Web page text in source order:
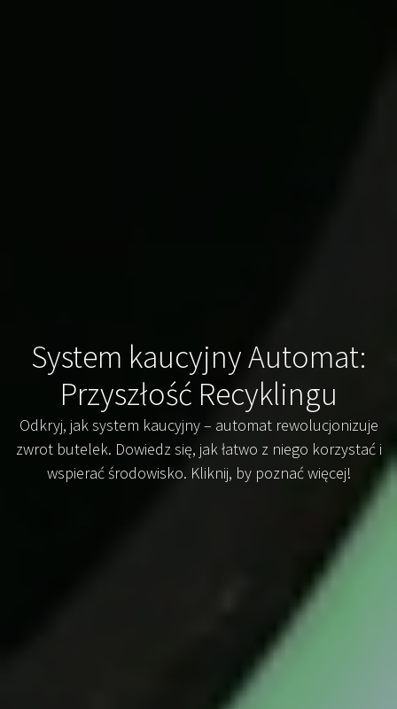
System kaucyjny Automat:
Przyszłość Recyklingu
Odkryj, jak system kaucyjny – automat rewolucjonizuje
zwrot butelek. Dowiedz się, jak łatwo z niego korzystać i
wspierać środowisko. Kliknij, by poznać więcej!